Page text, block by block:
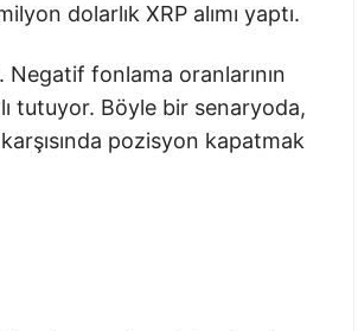
dolarlık XRP alımı yaptı.
fonlama oranlarının
tutuyor. Böyle bir senaryoda,
pozisyon kapatmak